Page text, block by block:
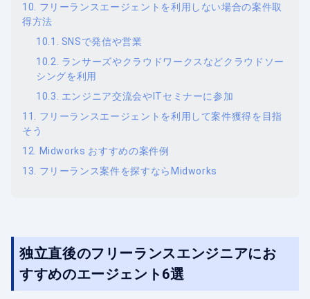
フリーランスエージェントを利用しない場合の案件取
得方法
SNSで発信や営業
ランサーズやクラウドワークスなどクラウドソー
シングを利用
エンジニア交流会やITセミナーに参加
フリーランスエージェントを利用して案件獲得を目指
そう
Midworks おすすめの案件例
フリーランス案件を探すならMidworks
独立直後のフリーランスエンジニアにお
すすめのエージェント6選